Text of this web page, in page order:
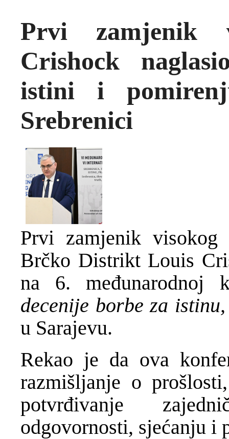
Prvi zamjenik
Crishock
istini i
Srebrenici
Prvi zamjenik visokog
Brčko Distrikt Louis
na 6. međunarodnoj
decenije borbe za
u Sarajevu.
Rekao je da ova
razmišljanje o
potvrđivanje
odgovornosti, sjećanju i